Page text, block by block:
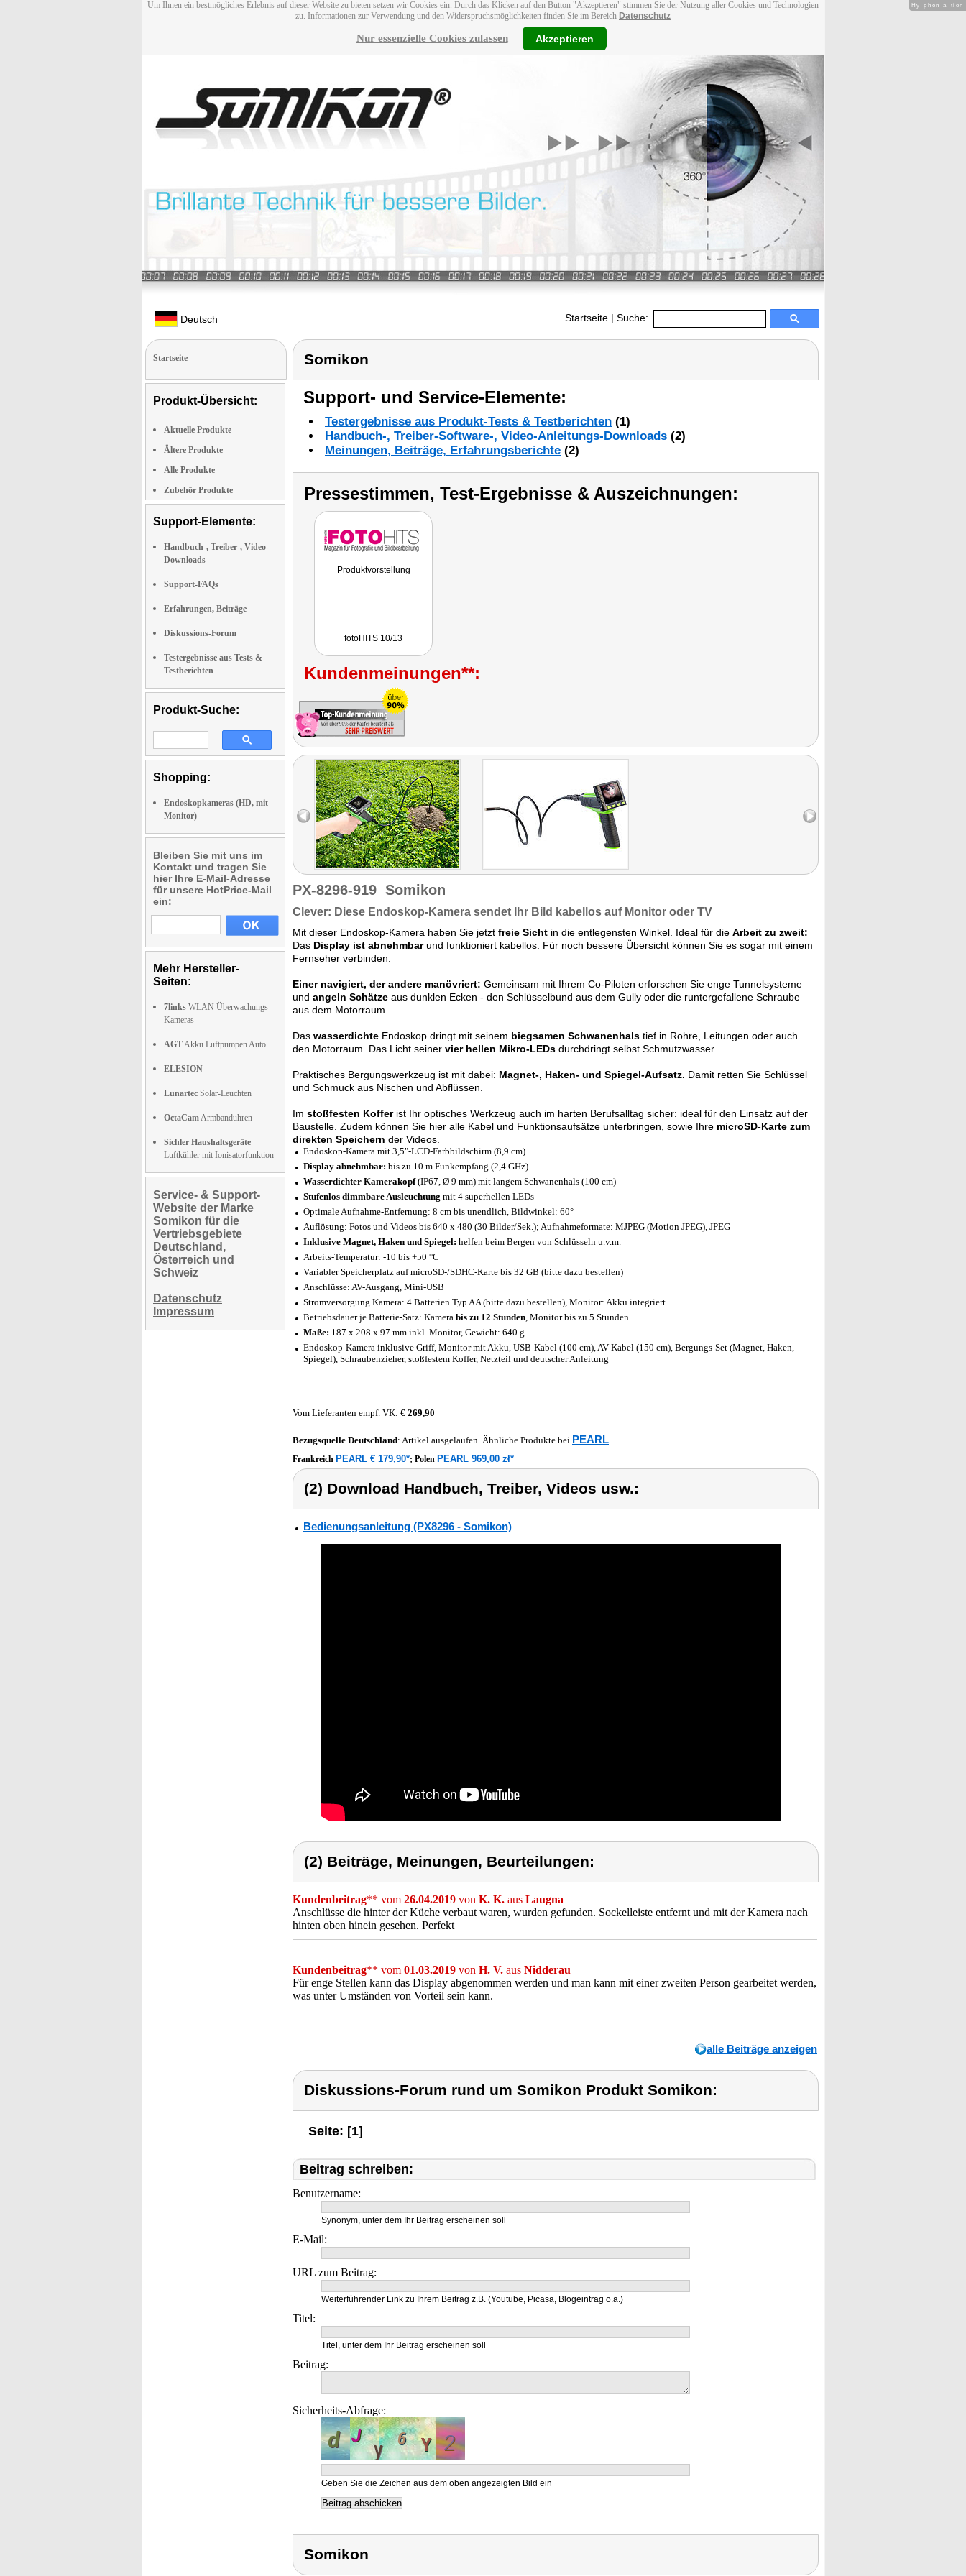
Um Ihnen ein bestmögliches Erlebnis auf dieser Website zu bieten setzen wir Cookies ein. Durch das Klicken auf den Button "Akzeptieren" stimmen Sie der Nutzung aller Cookies und Technologien
zu. Informationen zur Verwendung und den Widerspruchsmöglichkeiten finden Sie im Bereich Datenschutz
Nur essenzielle Cookies zulassen Akzeptieren
Deutsch Startseite | Suche:
Startseite
Produkt-Übersicht:
Aktuelle Produkte
Ältere Produkte
Alle Produkte
Zubehör Produkte
Support-Elemente:
Handbuch-, Treiber-, Video-
Downloads
Support-FAQs
Erfahrungen, Beiträge
Diskussions-Forum
Testergebnisse aus Tests &
Testberichten
Produkt-Suche:
Shopping:
Endoskopkameras (HD, mit
Monitor)
Bleiben Sie mit uns im
Kontakt und tragen Sie
hier Ihre E-Mail-Adresse
für unsere HotPrice-Mail
ein:
Mehr Hersteller-
Seiten:
7links WLAN Überwachungs-
Kameras
AGTAkku Luftpumpen Auto
ELESION
Lunartec Solar-Leuchten
OctaCamArmbanduhren
Sichler Haushaltsgeräte
Luftkühler mit Ionisatorfunktion
Service- & Support-
Website der Marke
Somikon für die
Vertriebsgebiete
Deutschland,
Österreich und
Schweiz
Datenschutz
Impressum
Somikon
Support- und Service-Elemente:
Testergebnisse aus Produkt-Tests & Testberichten (1)
Handbuch-, Treiber-Software-, Video-Anleitungs-Downloads (2)
Meinungen, Beiträge, Erfahrungsberichte (2)
Pressestimmen, Test-Ergebnisse & Auszeichnungen:
Produktvorstellung
fotoHITS 10/13
Kundenmeinungen**:
PX-8296-919 Somikon
Clever: Diese Endoskop-Kamera sendet Ihr Bild kabellos auf Monitor oder TV
Mit dieser Endoskop-Kamera haben Sie jetzt freie Sicht in die entlegensten Winkel. Ideal für die Arbeit zu zweit:
Das Display ist abnehmbarund funktioniert kabellos. Für noch bessere Übersicht können Sie es sogar mit einem
Fernseher verbinden.
Einer navigiert, der andere manövriert: Gemeinsam mit Ihrem Co-Piloten erforschen Sie enge Tunnelsysteme
und angeln Schätze aus dunklen Ecken - den Schlüsselbund aus dem Gully oder die runtergefallene Schraube
aus dem Motorraum.
Das wasserdichte Endoskop dringt mit seinem biegsamen Schwanenhals tief in Rohre, Leitungen oder auch
den Motorraum. Das Licht seiner vier hellen Mikro-LEDs durchdringt selbst Schmutzwasser.
Praktisches Bergungswerkzeug ist mit dabei: Magnet-, Haken- und Spiegel-Aufsatz. Damit retten Sie Schlüssel
und Schmuck aus Nischen und Abflüssen.
Im stoßfesten Kofferist Ihr optisches Werkzeug auch im harten Berufsalltag sicher: ideal für den Einsatz auf der
Baustelle. Zudem können Sie hier alle Kabel und Funktionsaufsätze unterbringen, sowie Ihre microSD-Karte zum
direkten Speichern der Videos.
Endoskop-Kamera mit 3,5"-LCD-Farbbildschirm (8,9 cm)
Display abnehmbar: bis zu 10 m Funkempfang (2,4 GHz)
Wasserdichter Kamerakopf(IP67, Ø 9 mm) mit langem Schwanenhals (100 cm)
Stufenlos dimmbare Ausleuchtung mit 4 superhellen LEDs
Optimale Aufnahme-Entfernung: 8 cm bis unendlich, Bildwinkel: 60°
Auflösung: Fotos und Videos bis 640 x 480 (30 Bilder/Sek.); Aufnahmeformate: MJPEG (Motion JPEG), JPEG
Inklusive Magnet, Haken und Spiegel: helfen beim Bergen von Schlüsseln u.v.m.
Arbeits-Temperatur: -10 bis +50 °C
Variabler Speicherplatz auf microSD-/SDHC-Karte bis 32 GB (bitte dazu bestellen)
Anschlüsse: AV-Ausgang, Mini-USB
Stromversorgung Kamera: 4 Batterien Typ AA (bitte dazu bestellen), Monitor: Akku integriert
Betriebsdauer je Batterie-Satz: Kamera bis zu 12 Stunden, Monitor bis zu 5 Stunden
Maße: 187 x 208 x 97 mm inkl. Monitor, Gewicht: 640 g
Endoskop-Kamera inklusive Griff, Monitor mit Akku, USB-Kabel (100 cm), AV-Kabel (150 cm), Bergungs-Set (Magnet, Haken,
Spiegel), Schraubenzieher, stoßfestem Koffer, Netzteil und deutscher Anleitung
Vom Lieferanten empf. VK: € 269,90
Bezugsquelle Deutschland: Artikel ausgelaufen. Ähnliche Produkte bei PEARL
Frankreich PEARL € 179,90*; Polen PEARL 969,00 zł*
(2) Download Handbuch, Treiber, Videos usw.:
Bedienungsanleitung (PX8296 - Somikon)
(2) Beiträge, Meinungen, Beurteilungen:
Kundenbeitrag** vom 26.04.2019 von K. K. aus Laugna
Anschlüsse die hinter der Küche verbaut waren, wurden gefunden. Sockelleiste entfernt und mit der Kamera nach
hinten oben hinein gesehen. Perfekt
Kundenbeitrag** vom 01.03.2019 von H. V. aus Nidderau
Für enge Stellen kann das Display abgenommen werden und man kann mit einer zweiten Person gearbeitet werden,
was unter Umständen von Vorteil sein kann.
alle Beiträge anzeigen
Diskussions-Forum rund um Somikon Produkt Somikon:
Seite: [1]
Beitrag schreiben:
Benutzername:
Synonym, unter dem Ihr Beitrag erscheinen soll
E-Mail:
URL zum Beitrag:
Weiterführender Link zu Ihrem Beitrag z.B. (Youtube, Picasa, Blogeintrag o.a.)
Titel:
Titel, unter dem Ihr Beitrag erscheinen soll
Beitrag:
Sicherheits-Abfrage:
Geben Sie die Zeichen aus dem oben angezeigten Bild ein
Somikon
Hy-phen-a-tion